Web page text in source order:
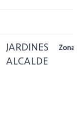
JARDINES
ALCALDE
Zona: